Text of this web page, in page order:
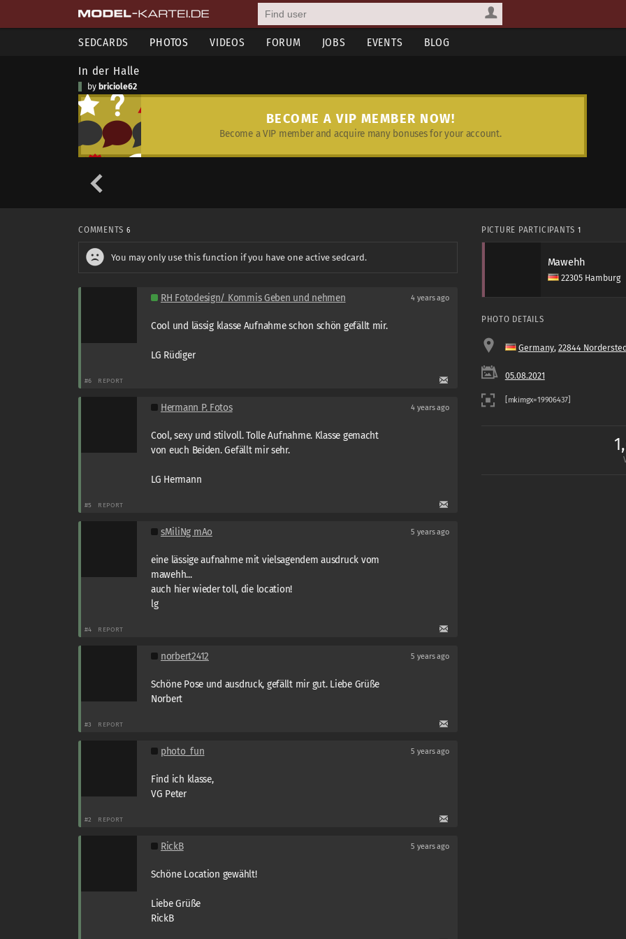
SEDCARDS PHOTOS VIDEOS FORUM JOBS EVENTS BLOG
In der Halle
by briciole62
BECOME A VIP MEMBER NOW!
Become a VIP member and acquire many bonuses for your account.
COMMENTS 6
You may only use this function if you have one active sedcard.
RH Fotodesign/ Kommis Geben und nehmen 4 years ago
Cool und lässig klasse Aufnahme schon schön gefällt mir.
LG Rüdiger
#6 REPORT
Hermann P. Fotos 4 years ago
Cool, sexy und stilvoll. Tolle Aufnahme. Klasse gemacht
von euch Beiden. Gefällt mir sehr.
LG Hermann
#5 REPORT
sMiliNg mAo 5 years ago
eine lässige aufnahme mit vielsagendem ausdruck vom
mawehh...
auch hier wieder toll, die location!
lg
#4 REPORT
norbert2412 5 years ago
Schöne Pose und ausdruck, gefällt mir gut. Liebe Grüße
Norbert
#3 REPORT
photo_fun 5 years ago
Find ich klasse,
VG Peter
#2 REPORT
RickB 5 years ago
Schöne Location gewählt!
Liebe Grüße
RickB
PICTURE PARTICIPANTS 1
Mawehh
22305 Hamburg
PHOTO DETAILS
Germany, 22844
05.08.2021